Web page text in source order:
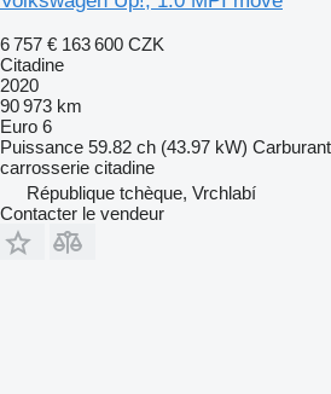
6 757 € 163 600 CZK
Citadine
2020
90 973 km
Euro 6
Puissance 59.82 ch (43.97 kW) Carburant
carrosserie citadine
République tchèque, Vrchlabí
Contacter le vendeur